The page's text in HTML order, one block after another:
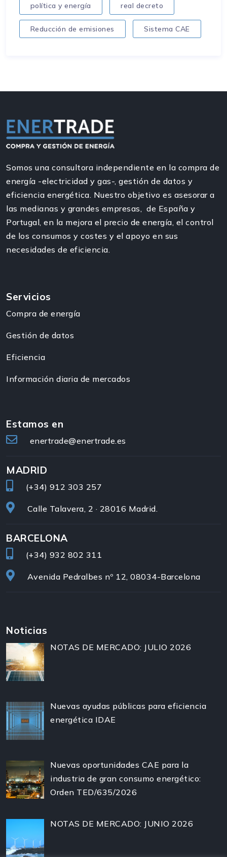
política y energía real decreto
Reducción de emisiones Sistema CAE
Somos una consultora independiente en la compra de
energía -electricidad y gas-, gestión de datos y
eficiencia energética. Nuestro objetivo es asesorar a
las medianas y grandes empresas, de España y
Portugal, en la mejora el precio de energía, el control
de los consumos y costes y el apoyo en sus
necesidades de eficiencia.
Servicios
Compra de energía
Gestión de datos
Eficiencia
Información diaria de mercados
Estamos en
enertrade@enertrade.es
MADRID
(+34) 912 303 257
Calle Talavera, 2 · 28016 Madrid.
BARCELONA
(+34) 932 802 311
Avenida Pedralbes nº 12, 08034-Barcelona
Noticias
NOTAS DE MERCADO: JULIO 2026
Nuevas ayudas públicas para eficiencia
energética IDAE
Nuevas oportunidades CAE para la
industria de gran consumo energético:
Orden TED/635/2026
NOTAS DE MERCADO: JUNIO 2026